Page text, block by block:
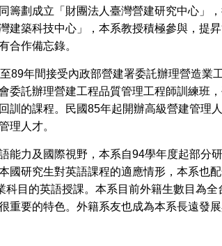
籌劃成立「財團法人臺灣營建研究中心」
建築科技中心」，本系教授積極參與，提
合作備忘錄。
89年間接受內政部營建署委託辦理營造業
委託辦理營建工程品質管理工程師訓練班
訓的課程。民國85年起開辦高級營建管理
理人才。
力及國際視野，本系自94學年度起部分
國研究生對英語課程的適應情形，本系也
目的英語授課。本系目前外籍生數目為
重要的特色。外籍系友也成為本系長遠發